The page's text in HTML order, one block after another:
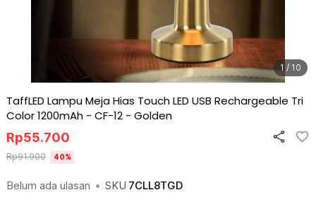
1 / 10
TaffLED Lampu Meja Hias Touch LED USB Rechargeable Tri
Color 1200mAh - CF-12 - Golden
Belum ada ulasan • SKU 7CLL8TGD
Rp55.700
Rp91.900 40%